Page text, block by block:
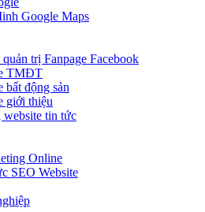
Google Maps
trị Fanpage Facebook
TMĐT
bất động sản
giới thiệu
website tin tức
Online
SEO Website